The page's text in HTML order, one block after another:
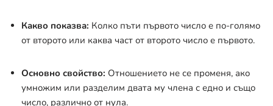
Какво показва: Колко пъти първото число е по-голямо
от второто или каква част от второто число е първото.
Основно свойство: Отношението не се променя, ако
умножим или разделим двата му члена с едно и също
число, различно от нула.